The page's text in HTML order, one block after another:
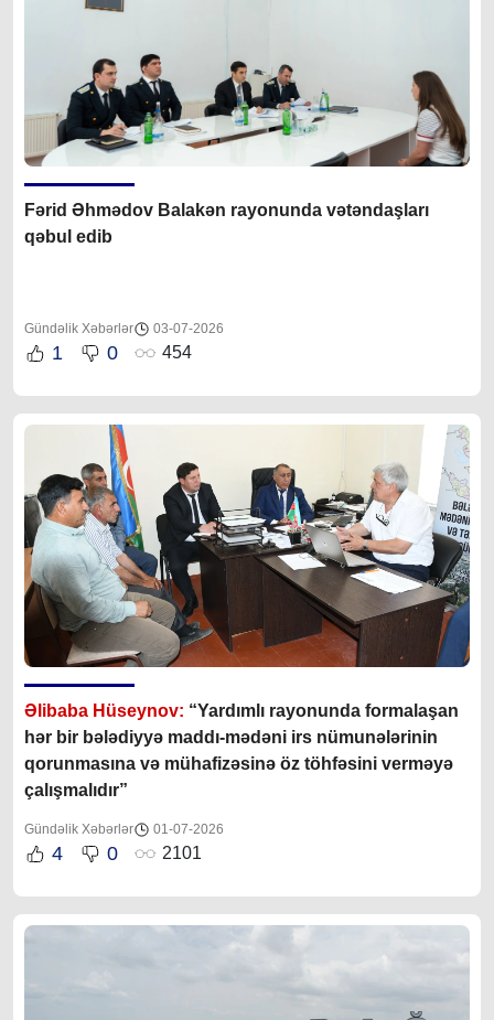
Fərid Əhmədov Balakən rayonunda vətəndaşları
qəbul edib
Gündəlik Xəbərlər 03-07-2026
1 0 454
Əlibaba Hüseynov: “Yardımlı rayonunda formalaşan
hər bir bələdiyyə maddı-mədəni irs nümunələrinin
qorunmasına və mühafizəsinə öz töhfəsini verməyə
çalışmalıdır”
Gündəlik Xəbərlər 01-07-2026
4 0 2101